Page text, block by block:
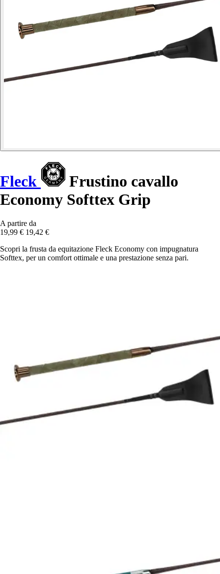
Fleck
Frustino cavallo
Economy Softtex Grip
A partire da
19,99 € 19,42 €
Scopri la frusta da equitazione Fleck Economy con impugnatura
Softtex, per un comfort ottimale e una prestazione senza pari.